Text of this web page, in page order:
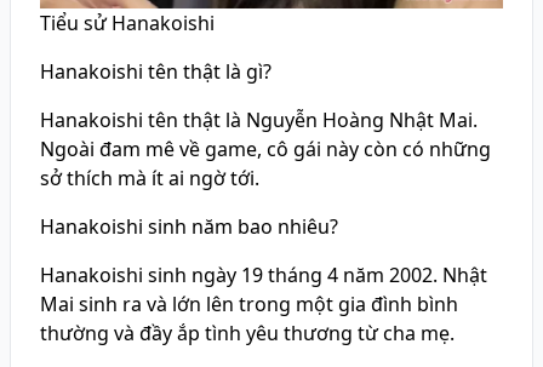
Tiểu sử Hanakoishi
Hanakoishi tên thật là gì?
Hanakoishi tên thật là Nguyễn Hoàng Nhật Mai.
Ngoài đam mê về game, cô gái này còn có những
sở thích mà ít ai ngờ tới.
Hanakoishi sinh năm bao nhiêu?
Hanakoishi sinh ngày 19 tháng 4 năm 2002. Nhật
Mai sinh ra và lớn lên trong một gia đình bình
thường và đầy ắp tình yêu thương từ cha mẹ.